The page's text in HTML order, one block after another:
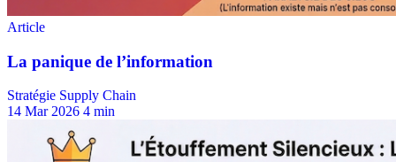
Stratégie Supply Chain
14 Mar 2026 4 min